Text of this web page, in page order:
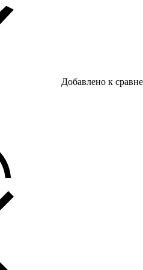
Добавлено к